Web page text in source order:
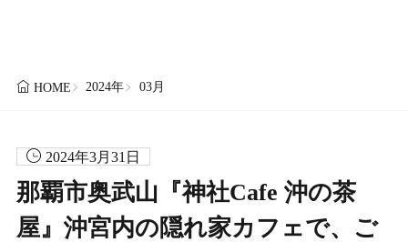
HOME 2024年 03月
2024年3月31日
那覇市奥武山『神社Cafe 沖の茶
屋』沖宮内の隠れ家カフェで、ご